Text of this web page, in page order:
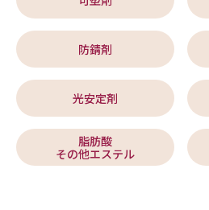
防錆剤
光安定剤
脂肪酸
その他エステル